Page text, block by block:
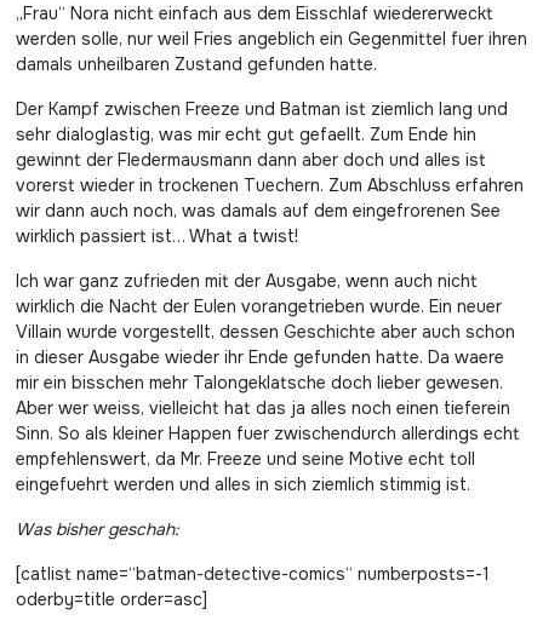
„Frau“ Nora nicht einfach aus dem Eisschlaf wiedererweckt
werden solle, nur weil Fries angeblich ein Gegenmittel fuer ihren
damals unheilbaren Zustand gefunden hatte.
Der Kampf zwischen Freeze und Batman ist ziemlich lang und
sehr dialoglastig, was mir echt gut gefaellt. Zum Ende hin
gewinnt der Fledermausmann dann aber doch und alles ist
vorerst wieder in trockenen Tuechern. Zum Abschluss erfahren
wir dann auch noch, was damals auf dem eingefrorenen See
wirklich passiert ist… What a twist!
Ich war ganz zufrieden mit der Ausgabe, wenn auch nicht
wirklich die Nacht der Eulen vorangetrieben wurde. Ein neuer
Villain wurde vorgestellt, dessen Geschichte aber auch schon
in dieser Ausgabe wieder ihr Ende gefunden hatte. Da waere
mir ein bisschen mehr Talongeklatsche doch lieber gewesen.
Aber wer weiss, vielleicht hat das ja alles noch einen tieferein
Sinn. So als kleiner Happen fuer zwischendurch allerdings echt
empfehlenswert, da Mr. Freeze und seine Motive echt toll
eingefuehrt werden und alles in sich ziemlich stimmig ist.
Was bisher geschah:
[catlist name=“batman-detective-comics“ numberposts=-1
oderby=title order=asc]